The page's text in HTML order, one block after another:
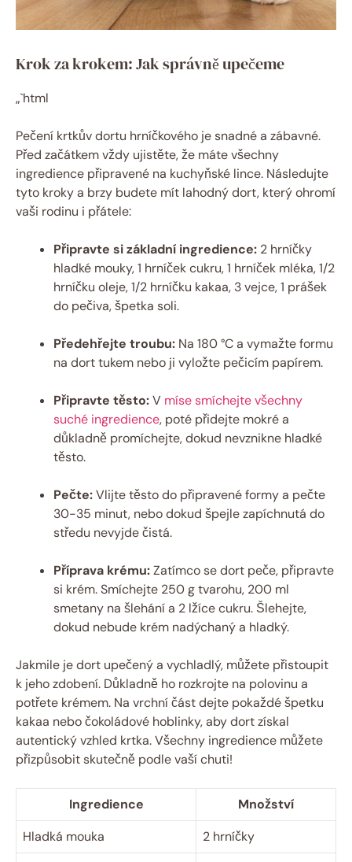
Krok za krokem: Jak správně upečeme
„`html
Pečení krtkův dortu hrníčkového je snadné a zábavné.
Před začátkem vždy ujistěte, že máte všechny
ingredience připravené na kuchyňské lince. Následujte
tyto kroky a brzy budete mít lahodný dort, který ohromí
vaši rodinu i přátele:
Připravte si základní ingredience: 2 hrníčky
hladké mouky, 1 hrníček cukru, 1 hrníček mléka, 1/2
hrníčku oleje, 1/2 hrníčku kakaa, 3 vejce, 1 prášek
do pečiva, špetka soli.
Předehřejte troubu: Na 180 °C a vymažte formu
na dort tukem nebo ji vyložte pečicím papírem.
Připravte těsto:V míse smíchejte všechny
suché ingredience, poté přidejte mokré a
důkladně promíchejte, dokud nevznikne hladké
těsto.
Pečte:Vlijte těsto do připravené formy a pečte
30-35 minut, nebo dokud špejle zapíchnutá do
středu nevyjde čistá.
Příprava krému:Zatímco se dort peče, připravte
si krém. Smíchejte 250 g tvarohu, 200 ml
smetany na šlehání a 2 lžíce cukru. Šlehejte,
dokud nebude krém nadýchaný a hladký.
Jakmile je dort upečený a vychladlý, můžete přistoupit
k jeho zdobení. Důkladně ho rozkrojte na polovinu a
potřete krémem. Na vrchní část dejte pokaždé špetku
kakaa nebo čokoládové hoblinky, aby dort získal
autentický vzhled krtka. Všechny ingredience můžete
přizpůsobit skutečně podle vaší chuti!
Ingredience
Množství
Hladká mouka
2 hrníčky